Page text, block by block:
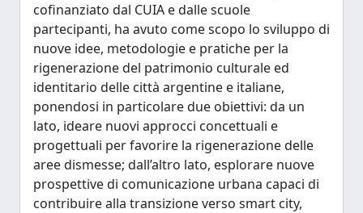
cofinanziato dal CUIA e dalle scuole
partecipanti, ha avuto come scopo lo sviluppo di
nuove idee, metodologie e pratiche per la
rigenerazione del patrimonio culturale ed
identitario delle città argentine e italiane,
ponendosi in particolare due obiettivi: da un
lato, ideare nuovi approcci concettuali e
progettuali per favorire la rigenerazione delle
aree dismesse; dall’altro lato, esplorare nuove
prospettive di comunicazione urbana capaci di
contribuire alla transizione verso smart city,